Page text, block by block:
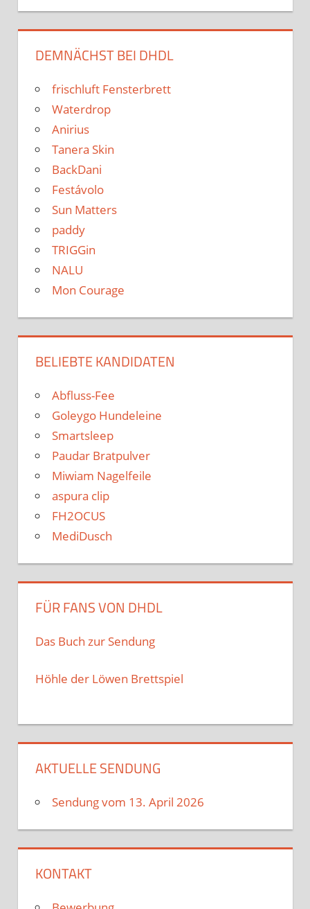
DEMNÄCHST BEI DHDL
frischluft Fensterbrett
Waterdrop
Anirius
Tanera Skin
BackDani
Festávolo
Sun Matters
paddy
TRIGGin
NALU
Mon Courage
BELIEBTE KANDIDATEN
Abfluss-Fee
Goleygo Hundeleine
Smartsleep
Paudar Bratpulver
Miwiam Nagelfeile
aspura clip
FH2OCUS
MediDusch
FÜR FANS VON DHDL
Das Buch zur Sendung
Höhle der Löwen Brettspiel
AKTUELLE SENDUNG
Sendung vom 13. April 2026
KONTAKT